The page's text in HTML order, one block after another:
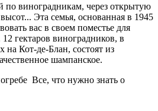
по виноградникам, через открытую
Эта семья, основанная в 1945
вас в своем поместье для
гектаров виноградников, в
Кот-де-Блан, состоят из
шампанское.
Все, что нужно знать о